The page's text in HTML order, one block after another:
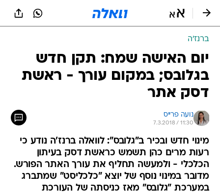
ברנז'ה
יום האישה שמח: תקן חדש
בגלובס; במקום עורך - ראשת
דסק אתר
נועה פרייס
7.3.2018 / 11:30
מינוי חדש ובכיר ב"גלובס": לוואלה ברנז'ה נודע כי
רעות מרים כהן תשמש כראשת דסק בעיתון
הכלכלי - ולמעשה תחליף את עורך האתר הפורש.
מדובר במינוי נוסף של יוצא "כלכליסט" שמתברג
במערכת "גלובס" מאז כניסתה של העורכת